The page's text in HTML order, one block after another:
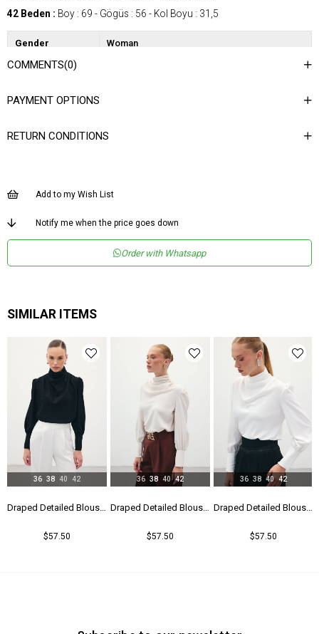
42 Beden : Boy : 69 - Gögüs : 56 - Kol Boyu : 31,5
Gender Woman
Category
Ortam Şık
Materyal Polyester
Yaka Tipi Bisiklet Yaka
Ürün Detayı Fırfırlı
Kalıp
Yaş Grubu
COMMENTS(0)
PAYMENT OPTIONS
RETURN CONDITIONS
Add to my Wish List
Notify me when the price goes down
Order with Whatsapp
SIMILAR ITEMS
Draped Detailed Blouse - Black
$57.50
36 38 40 42
Draped Detailed Blouse - Beıge
$57.50
36 38 40 42
Draped Detailed Blouse - Ecru
$57.50
36 38 40 42